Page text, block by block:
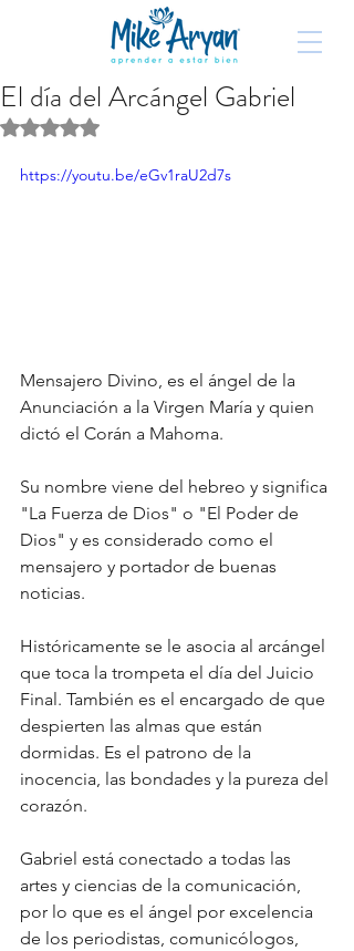
El día del Arcángel Gabriel
Obtuvo NaN de 5 estrellas.
https://youtu.be/eGv1raU2d7s
Mensajero Divino, es el ángel de la
Anunciación a la Virgen María y quien
dictó el Corán a Mahoma.
Su nombre viene del hebreo y significa
"La Fuerza de Dios" o "El Poder de
Dios" y es considerado como el
mensajero y portador de buenas
noticias.
Históricamente se le asocia al arcángel
que toca la trompeta el día del Juicio
Final. También es el encargado de que
despierten las almas que están
dormidas. Es el patrono de la
inocencia, las bondades y la pureza del
corazón.
Gabriel está conectado a todas las
artes y ciencias de la comunicación,
por lo que es el ángel por excelencia
de los periodistas, comunicólogos,